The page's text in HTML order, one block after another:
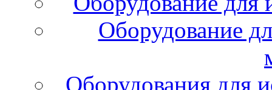
Оборудование
Оборудования для